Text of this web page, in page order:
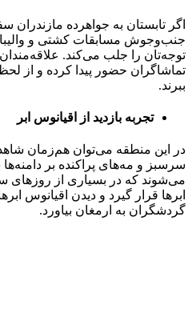
اگر تابستان به جواهرده مازندران
جنب‌وجوش مسابقات کشتی و
توجه‌تان را جلب می‌کند.
تماشاگران حضور پیدا کرده و از
ببرند.
تجربه بازدید از اقیانوس ابر
در این منطقه می‌توان هم‌زمان
سرسبز و مه‌های پراکنده بر
می‌شوند که در بسیاری از روزهای
ابرها قرار گیرد و دیدن اقیانوس
گردشگران به ارمغان بیاورد.